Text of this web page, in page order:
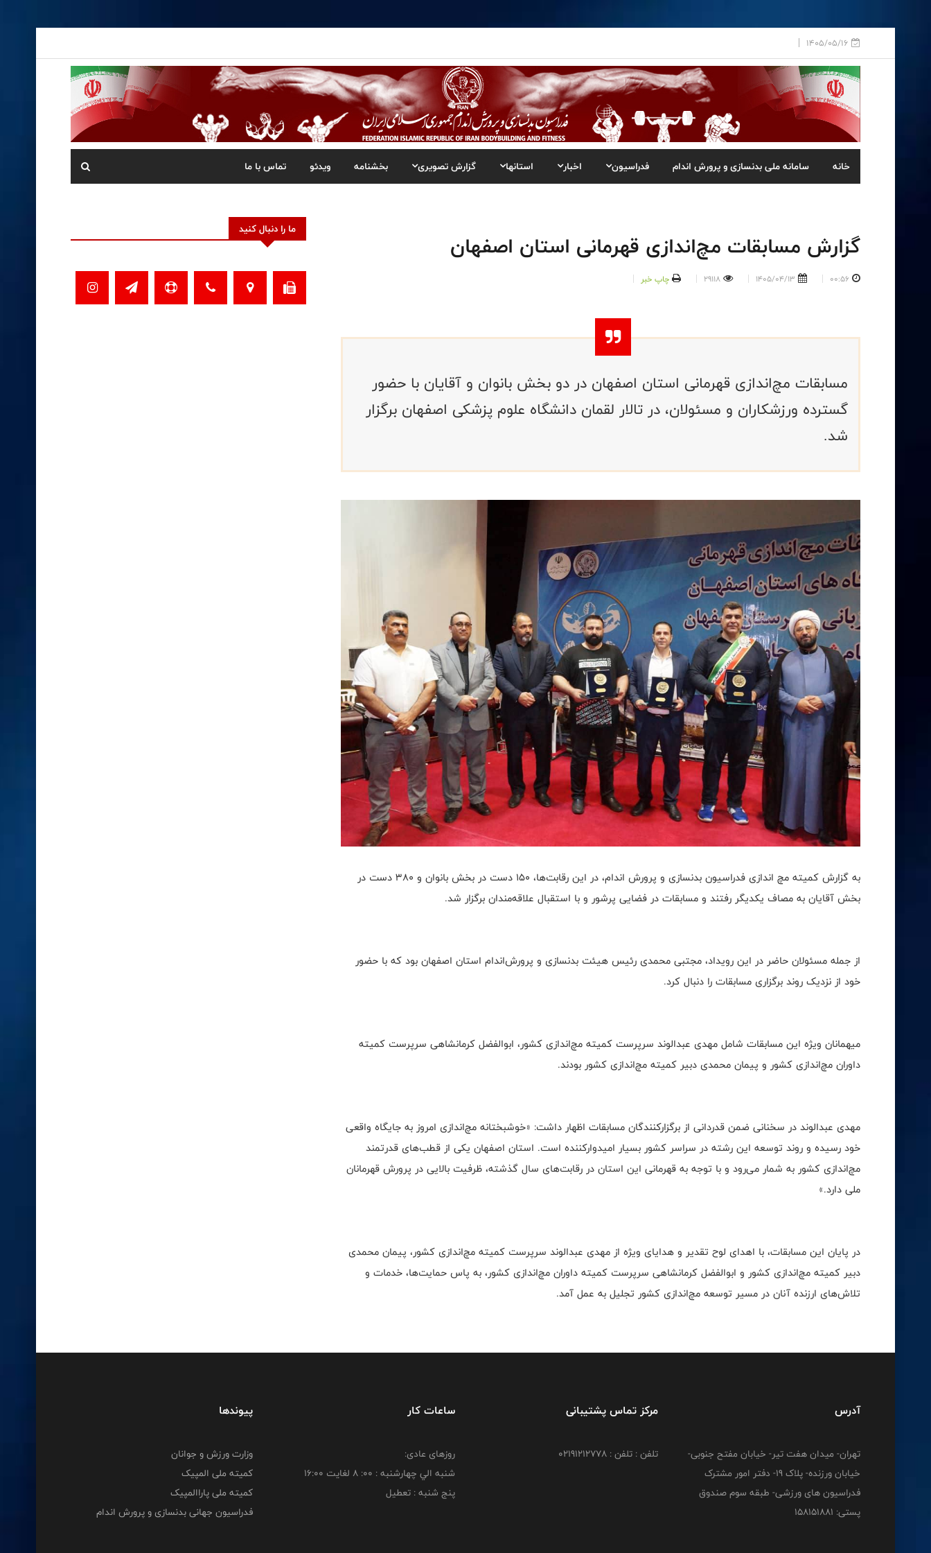
1405/05/16
خانه سامانه ملی بدنسازی و پرورش اندام فدراسیون اخبار استانها گزارش تصویری بخشنامه ویدئو تماس با ما
گزارش مسابقات مچ‌اندازی قهرمانی استان اصفهان
00:56
1405/04/13
29118 چاپ خبر
مسابقات مچ‌اندازی قهرمانی استان اصفهان در دو بخش بانوان و آقایان با حضور
گسترده ورزشکاران و مسئولان، در تالار لقمان دانشگاه علوم پزشکی اصفهان برگزار
شد.
به گزارش کمیته مچ اندازی فدراسیون بدنسازی و پرورش اندام، در این رقابت‌ها، ۱۵۰ دست در بخش بانوان و ۳۸۰ دست در
بخش آقایان به مصاف یکدیگر رفتند و مسابقات در فضایی پرشور و با استقبال علاقه‌مندان برگزار شد.
از جمله مسئولان حاضر در این رویداد، مجتبی محمدی رئیس هیئت بدنسازی و پرورش‌اندام استان اصفهان بود که با حضور
خود از نزدیک روند برگزاری مسابقات را دنبال کرد.
میهمانان ویژه این مسابقات شامل مهدی عبدالوند سرپرست کمیته مچ‌اندازی کشور، ابوالفضل کرمانشاهی سرپرست کمیته
داوران مچ‌اندازی کشور و پیمان محمدی دبیر کمیته مچ‌اندازی کشور بودند.
مهدی عبدالوند در سخنانی ضمن قدردانی از برگزارکنندگان مسابقات اظهار داشت: «خوشبختانه مچ‌اندازی امروز به جایگاه واقعی
خود رسیده و روند توسعه این رشته در سراسر کشور بسیار امیدوارکننده است. استان اصفهان یکی از قطب‌های قدرتمند
مچ‌اندازی کشور به شمار می‌رود و با توجه به قهرمانی این استان در رقابت‌های سال گذشته، ظرفیت بالایی در پرورش قهرمانان
ملی دارد.»
در پایان این مسابقات، با اهدای لوح تقدیر و هدایای ویژه از مهدی عبدالوند سرپرست کمیته مچ‌اندازی کشور، پیمان محمدی
دبیر کمیته مچ‌اندازی کشور و ابوالفضل کرمانشاهی سرپرست کمیته داوران مچ‌اندازی کشور، به پاس حمایت‌ها، خدمات و
تلاش‌های ارزنده آنان در مسیر توسعه مچ‌اندازی کشور تجلیل به عمل آمد.
ما را دنبال کنید
آدرس
تهران- میدان هفت تیر- خیابان مفتح جنوبی-
خیابان ورزنده- پلاک 19- دفتر امور مشترک
فدراسیون های ورزشی- طبقه سوم صندوق
پستی: 158151881
مرکز تماس پشتیبانی
تلفن : تلفن : 02191212778
ساعات کار
روزهای عادی:
شنبه الي چهارشنبه : 00: 8 لغايت 16:00
پنج شنبه : تعطیل
پیوندها
وزارت ورزش و جوانان
کمیته ملی المپیک
کمیته ملی پاراالمپیک
فدراسیون جهانی بدنسازی و پرورش اندام